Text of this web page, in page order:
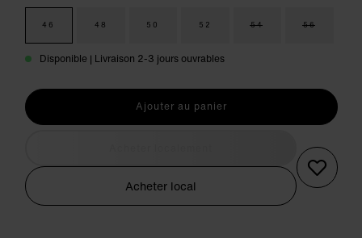
46 48 50 52 54 56
Disponible | Livraison 2-3 jours ouvrables
Ajouter au panier
Acheter local